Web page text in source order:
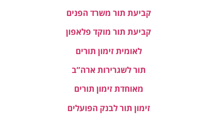
קביעת תור משרד הפנים
קביעת תור מוקד פלאפון
לאומית זימון תורים
תור לשגרירות ארה”ב
מאוחדת זימון תורים
זימון תור לבנק הפועלים